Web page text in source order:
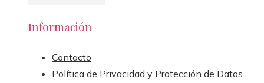
Información
Contacto
Política de Privacidad y Protección de Datos